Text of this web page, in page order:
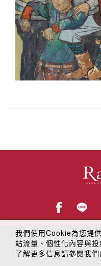
© 2018羅芙奧藝術
我們使用Cookie為您提
站流量、個性化內容與
了解更多信息請參閱我